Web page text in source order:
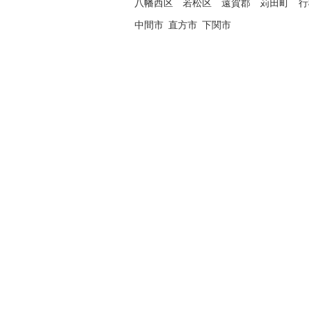
八幡西区 若松区 遠賀郡 苅田町
中間市 直方市 下関市